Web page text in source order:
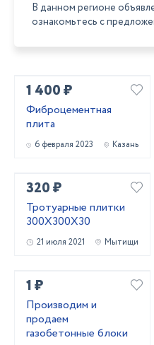
В данном регионе
ознакомьтесь с
1 400 ₽
Фиброцементная
плита
6 февраля 2023 Казань
320 ₽
Тротуарные плитки
300Х300Х30
21 июля 2021 Мытищи
1 ₽
Производим и
продаем
газобетонные блоки